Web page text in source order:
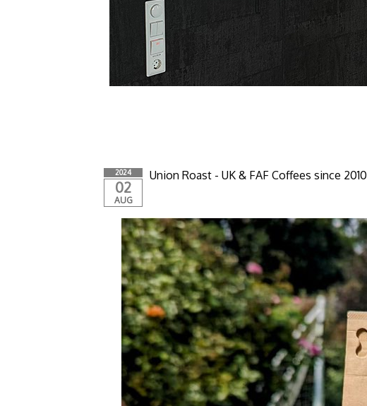
2024
02
AUG
Union Roast - UK & FAF Coffees since 2010